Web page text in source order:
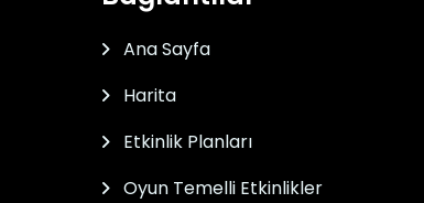
Ana Sayfa
Harita
Etkinlik Planları
Oyun Temelli Etkinlikler